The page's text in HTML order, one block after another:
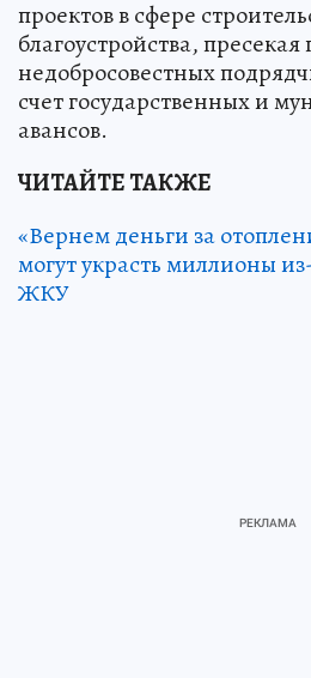
проектов в сфере
благоустройства,
недобросовестных
счет государственных и
авансов.
ЧИТАЙТЕ ТАКЖЕ
«Вернем деньги за
могут украсть миллионы
ЖКУ